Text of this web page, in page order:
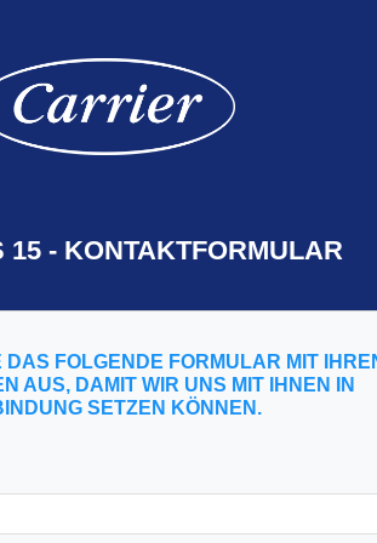
15 - KONTAKTFORMULAR
FOLGENDE FORMULAR MIT
AUS, DAMIT WIR UNS MIT IHNEN IN
SETZEN KÖNNEN.